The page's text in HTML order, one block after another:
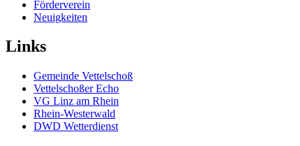
Förderverein
Neuigkeiten
Links
Gemeinde Vettelschoß
Vettelschoßer Echo
VG Linz am Rhein
Rhein-Westerwald
DWD Wetterdienst